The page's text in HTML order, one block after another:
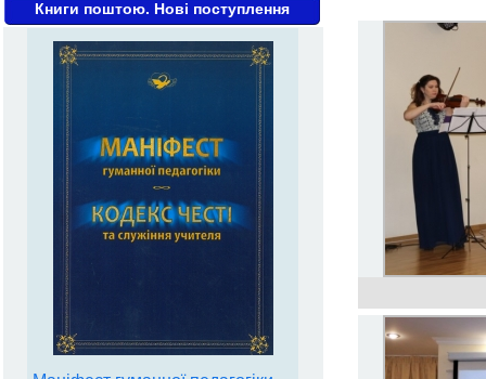
Книги поштою. Нові поступлення